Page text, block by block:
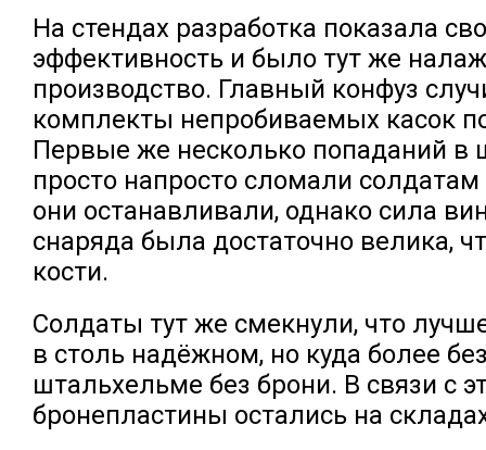
На стендах разработка показала
эффективность и было тут же
производство. Главный конфуз
комплекты непробиваемых касок
Первые же несколько попаданий в
просто напросто сломали
они останавливали, однако сила
снаряда была достаточно велика,
кости.
Солдаты тут же смекнули, что
в столь надёжном, но куда более
штальхельме без брони. В связи с
бронепластины остались на